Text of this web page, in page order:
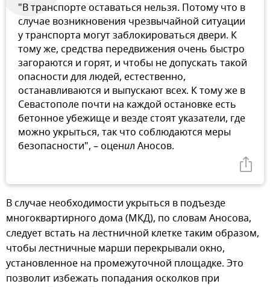
"В транспорте оставаться нельзя. Потому что в
случае возникновения чрезвычайной ситуации
у транспорта могут заблокироваться двери. К
тому же, средства передвижения очень быстро
загораются и горят, и чтобы не допускать такой
опасности для людей, естественно,
останавливаются и выпускают всех. К тому же в
Севастополе почти на каждой остановке есть
бетонное убежище и везде стоят указатели, где
можно укрыться, так что соблюдаются меры
безопасности", – оценил Аносов.
В случае необходимости укрыться в подъезде
многоквартирного дома (МКД), по словам Аносова,
следует встать на лестничной клетке таким образом,
чтобы лестничные марши перекрывали окно,
установленное на промежуточной площадке. Это
позволит избежать попадания осколков при